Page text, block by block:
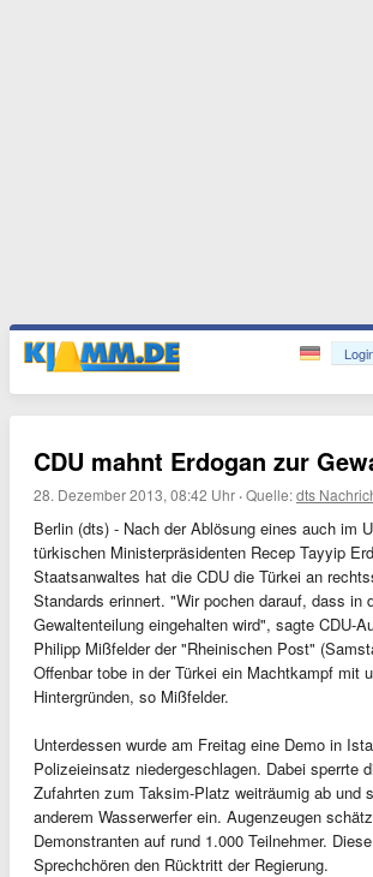
CDU mahnt Erdogan zur
28. Dezember 2013, 08:42 Uhr ·Quelle:dts
Berlin (dts) - Nach der Ablösung eines auch im
türkischen Ministerpräsidenten Recep Tayyip
Staatsanwaltes hat die CDU die Türkei an
Standards erinnert. "Wir pochen darauf, dass in
Gewaltenteilung eingehalten wird", sagte CDU-
Philipp Mißfelder der "Rheinischen Post"
Offenbar tobe in der Türkei ein Machtkampf mit
Hintergründen, so Mißfelder.
Unterdessen wurde am Freitag eine Demo in
Polizeieinsatz niedergeschlagen. Dabei sperrte
Zufahrten zum Taksim-Platz weiträumig ab und
anderem Wasserwerfer ein. Augenzeugen
Demonstranten auf rund 1.000 Teilnehmer.
Sprechchören den Rücktritt der Regierung.